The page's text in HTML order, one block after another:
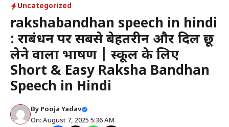
Uncategorized
rakshabandhan speech in hindi
: रक्षाबंधन पर सबसे बेहतरीन और दिल छू
लेने वाला भाषण | स्कूल के लिए
Short & Easy Raksha Bandhan
Speech in Hindi
By Pooja Yadav
On: August 7, 2025 5:36 AM